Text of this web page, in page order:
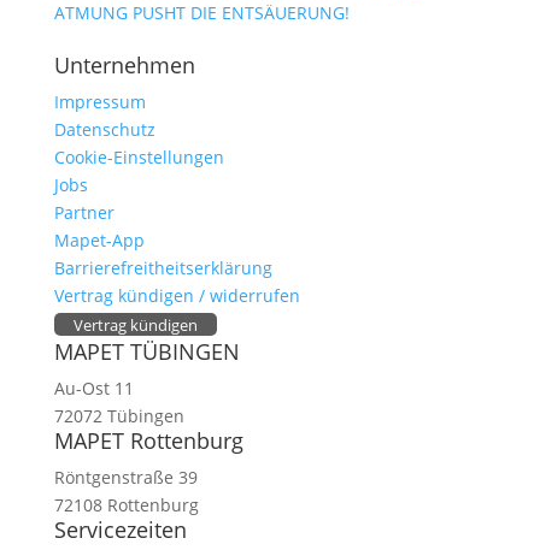
ATMUNG PUSHT DIE ENTSÄUERUNG!
Unternehmen
Impressum
Datenschutz
Cookie-Einstellungen
Jobs
Partner
Mapet-App
Barrierefreitheitserklärung
Vertrag kündigen / widerrufen
Vertrag kündigen
MAPET TÜBINGEN
Au-Ost 11
72072 Tübingen
MAPET Rottenburg
Röntgenstraße 39
72108 Rottenburg
Servicezeiten